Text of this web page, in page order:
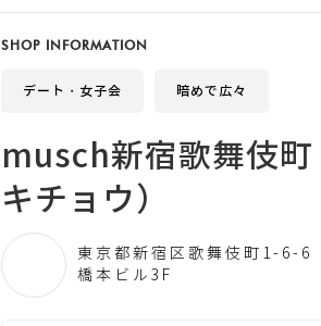
SHOP INFORMATION
デート・女子会 暗めで広々
musch新宿歌舞伎
キチョウ）
東京都新宿区歌舞伎町1-6-6
橋本ビル3F